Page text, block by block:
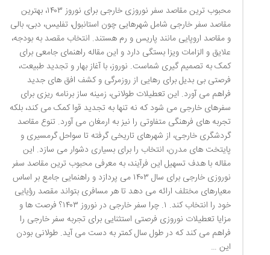
محبوب ترین مقاصد سفر نوروزی خارجی برای نوروز ۱۴۰۳، بهترین
مقاصد سفر خارجی شامل شهرهایی چون استانبول، تفلیس، دبی، بالی
و مقاصد اروپایی مانند پاریس و رم هستند. انتخاب مقصد به بودجه،
علایق و الزامات ویزا بستگی دارد و این مقاله راهنمای جامعی برای
کمک به تصمیم گیری شماست. نوروز، با آغاز بهار و تجدید طبیعت،
فرصتی بی بدیل برای رهایی از روزمرگی و کشف افق های جدید
فراهم می آورد. این تعطیلات طولانی، زمینه ساز برنامه ریزی برای
سفرهای خارجی می شود که نه تنها به تجدید قوا کمک می کند، بلکه
تجربه های فرهنگی متفاوتی را نیز به ارمغان می آورد. تنوع مقاصد
گردشگری خارجی، از شهرهای تاریخی گرفته تا سواحل گرمسیری و
پایتخت های مدرن، انتخاب را برای بسیاری دشوار می سازد. این
مقاله با هدف تسهیل این فرآیند، به معرفی محبوب ترین مقاصد سفر
نوروزی خارجی برای سال ۱۴۰۳ می پردازد و راهنمایی جامع بر اساس
معیارهای مختلف ارائه می دهد تا هر مسافری بتواند مقصد رؤیایی
خود را انتخاب کند. ۱. چرا سفر خارجی در نوروز ۱۴۰۳؟ فرصت ها و
مزایا تعطیلات نوروزی فرصتی استثنایی برای تجربه سفر خارجی را
فراهم می کند که در طول سال کمتر به دست می آید. طولانی بودن
این …